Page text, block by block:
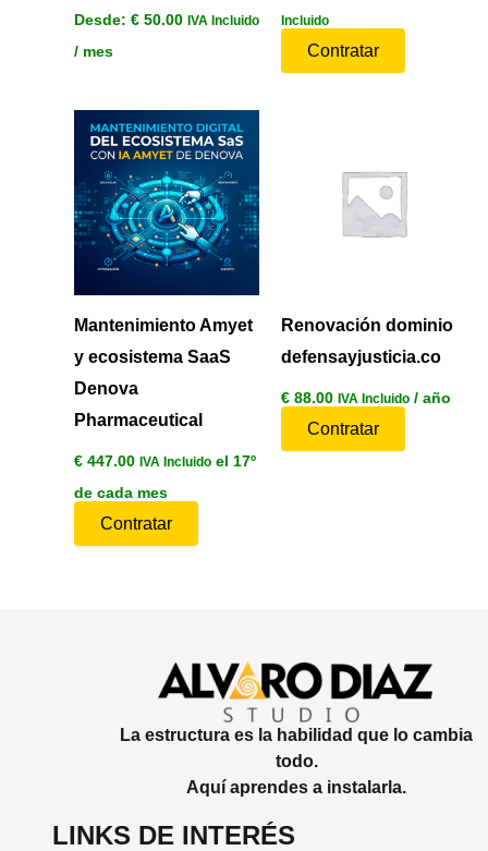
Desde: € 50.00 IVA Incluido
/ mes
Incluido
Contratar
Mantenimiento Amyet
y ecosistema SaaS
Denova
Pharmaceutical
€ 447.00 IVA Incluido el 17º
de cada mes
Contratar
Renovación dominio
defensayjusticia.co
€ 88.00 IVA Incluido / año
Contratar
La estructura es la habilidad que lo cambia
todo.
Aquí aprendes a instalarla.
LINKS DE INTERÉS